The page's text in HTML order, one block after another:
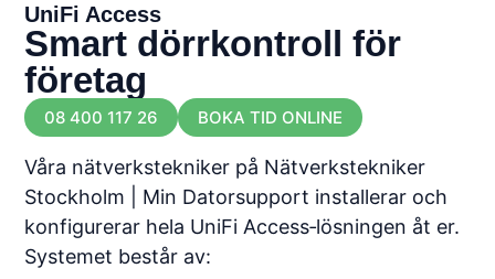
UniFi Access
Smart dörrkontroll för
företag
08 400 117 26 BOKA TID ONLINE
Våra nätverkstekniker på Nätverkstekniker
Stockholm | Min Datorsupport installerar och
konfigurerar hela UniFi Access‑lösningen åt er.
Systemet består av: